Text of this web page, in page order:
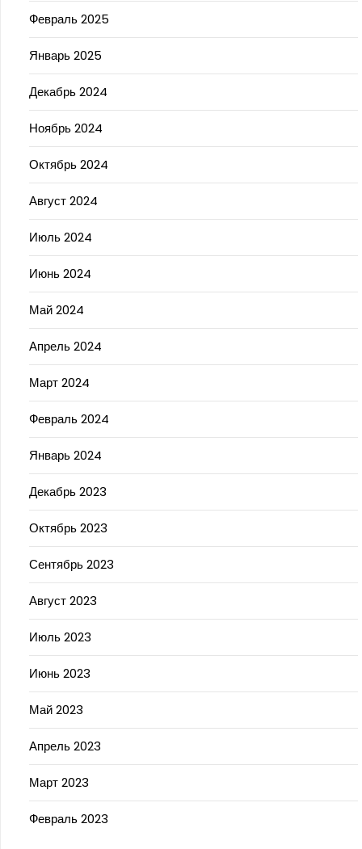
Февраль 2025
Январь 2025
Декабрь 2024
Ноябрь 2024
Октябрь 2024
Август 2024
Июль 2024
Июнь 2024
Май 2024
Апрель 2024
Март 2024
Февраль 2024
Январь 2024
Декабрь 2023
Октябрь 2023
Сентябрь 2023
Август 2023
Июль 2023
Июнь 2023
Май 2023
Апрель 2023
Март 2023
Февраль 2023